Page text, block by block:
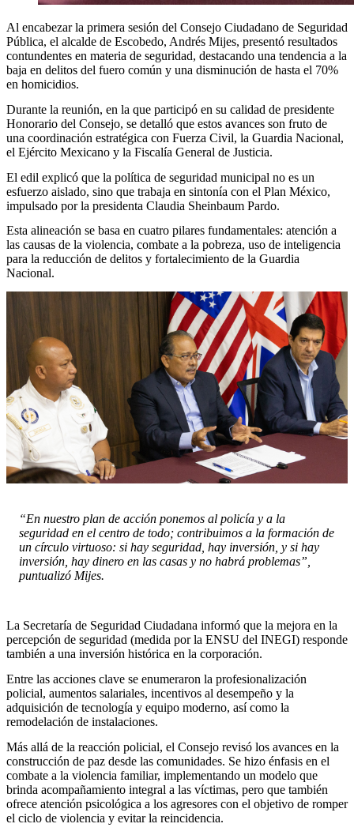
Al encabezar la primera sesión del Consejo Ciudadano de Seguridad
Pública, el alcalde de Escobedo, Andrés Mijes, presentó resultados
contundentes en materia de seguridad, destacando una tendencia a la
baja en delitos del fuero común y una disminución de hasta el 70%
en homicidios.
Durante la reunión, en la que participó en su calidad de presidente
Honorario del Consejo, se detalló que estos avances son fruto de
una coordinación estratégica con Fuerza Civil, la Guardia Nacional,
el Ejército Mexicano y la Fiscalía General de Justicia.
El edil explicó que la política de seguridad municipal no es un
esfuerzo aislado, sino que trabaja en sintonía con el Plan México,
impulsado por la presidenta Claudia Sheinbaum Pardo.
Esta alineación se basa en cuatro pilares fundamentales: atención a
las causas de la violencia, combate a la pobreza, uso de inteligencia
para la reducción de delitos y fortalecimiento de la Guardia
Nacional.
“En nuestro plan de acción ponemos al policía y a la
seguridad en el centro de todo; contribuimos a la formación de
un círculo virtuoso: si hay seguridad, hay inversión, y si hay
inversión, hay dinero en las casas y no habrá problemas”,
puntualizó Mijes.
La Secretaría de Seguridad Ciudadana informó que la mejora en la
percepción de seguridad (medida por la ENSU del INEGI) responde
también a una inversión histórica en la corporación.
Entre las acciones clave se enumeraron la profesionalización
policial, aumentos salariales, incentivos al desempeño y la
adquisición de tecnología y equipo moderno, así como la
remodelación de instalaciones.
Más allá de la reacción policial, el Consejo revisó los avances en la
construcción de paz desde las comunidades. Se hizo énfasis en el
combate a la violencia familiar, implementando un modelo que
brinda acompañamiento integral a las víctimas, pero que también
ofrece atención psicológica a los agresores con el objetivo de romper
el ciclo de violencia y evitar la reincidencia.